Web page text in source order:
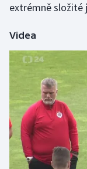
extrémně složité
Videa